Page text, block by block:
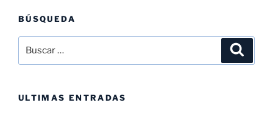
BÚSQUEDA
por:
ULTIMAS ENTRADAS